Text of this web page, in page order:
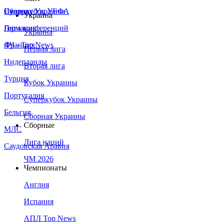
Сборная Украины
Италия
Германия
Франция
Нидерланды
Турция
Португалия
Бельгия
МЛС
Саудовская Аравия
Суперкубок УЕФА
Лига конференций
ЛЧ - Top News
Украина
Украина
Первая лига
Вторая лига
Кубок Украины
Суперкубок Украины
Сборная Украины
Сборные
Лига наций
ЧМ 2026
Чемпионаты
Англия
Испания
АПЛ Top News